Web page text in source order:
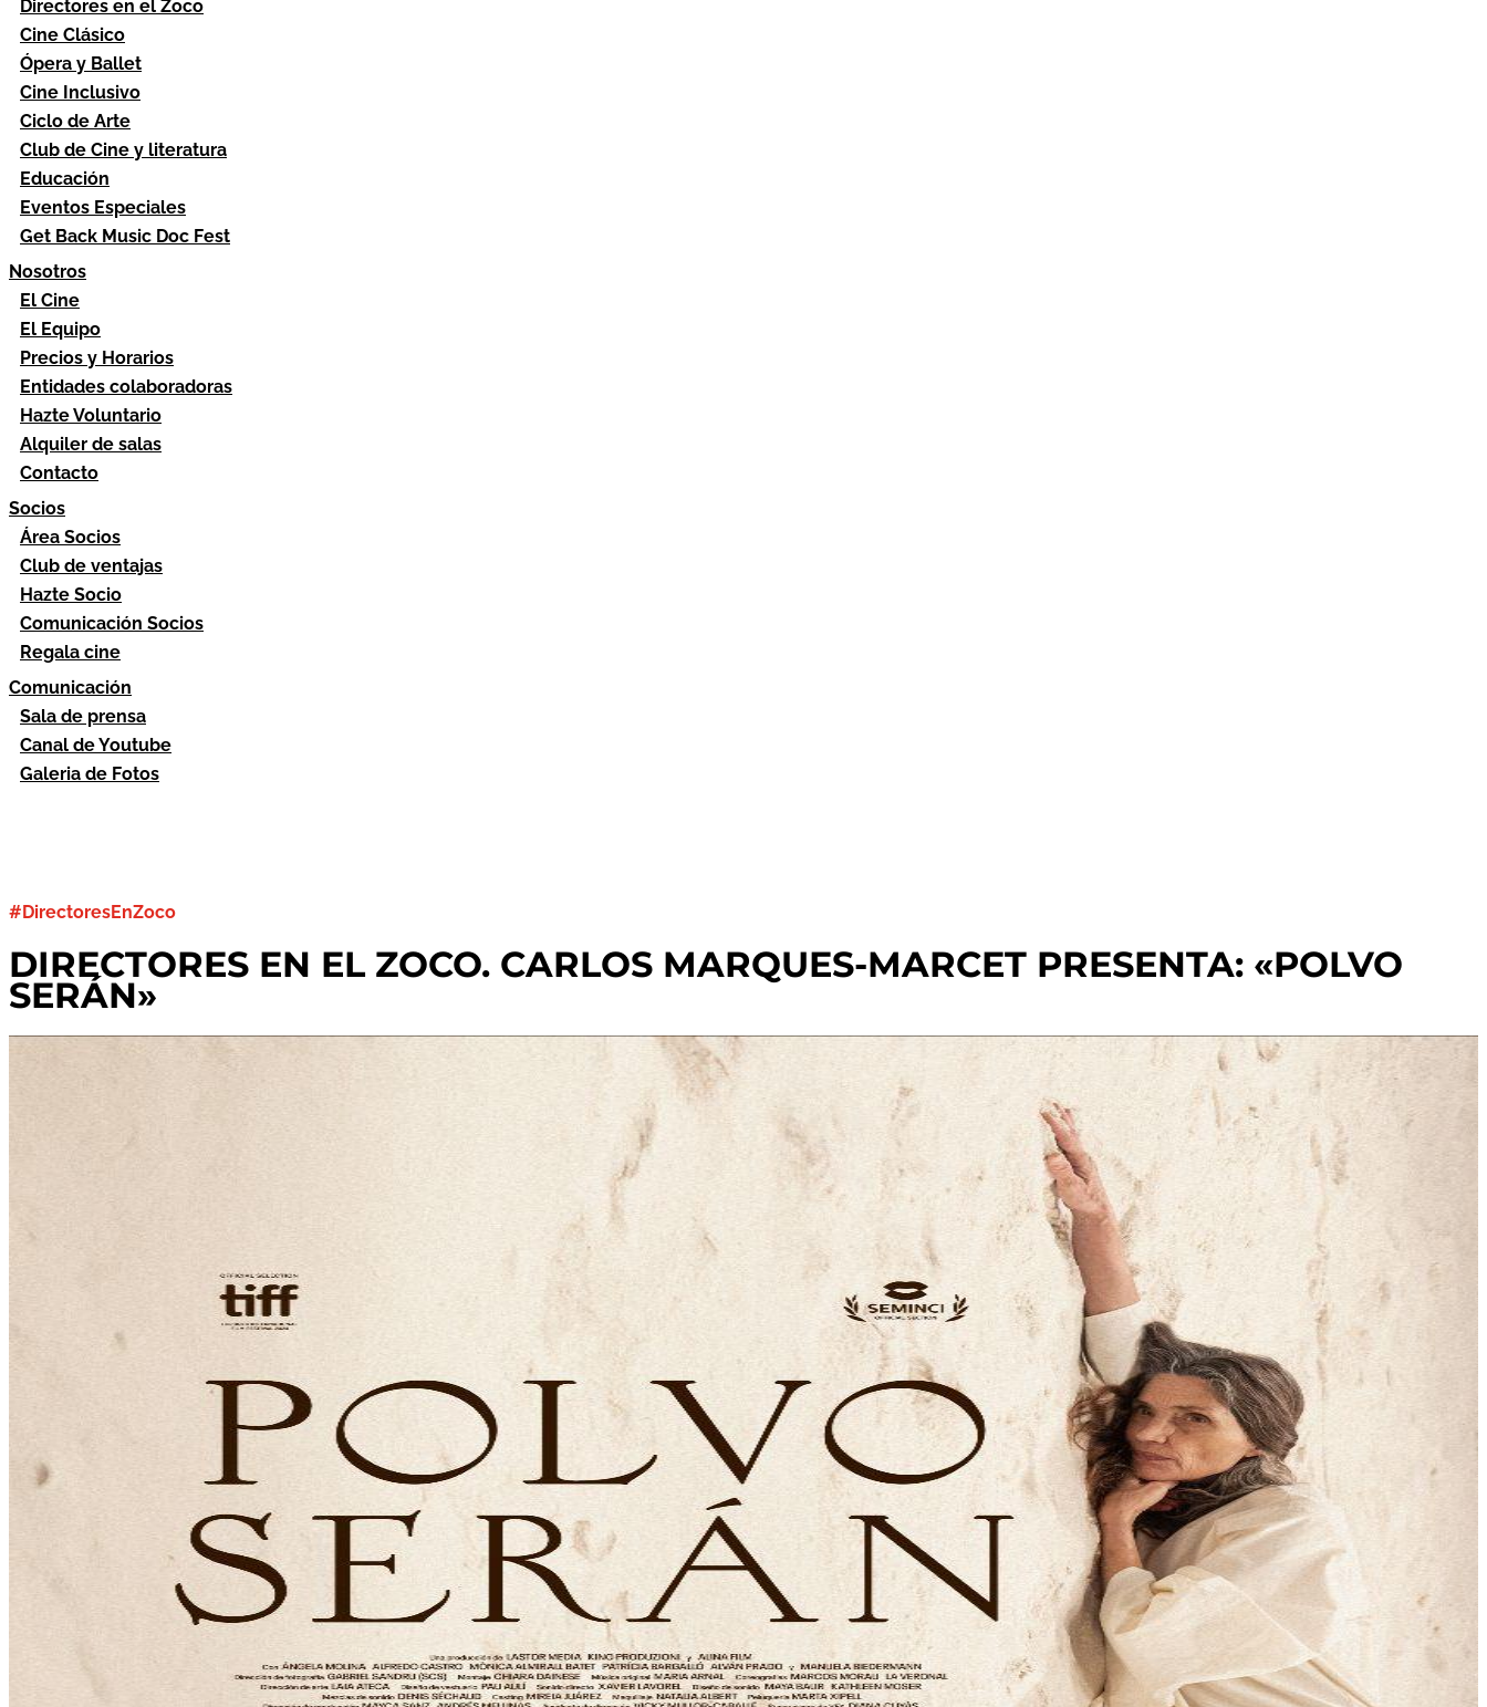
Directores en el Zoco
Cine Clásico
Ópera y Ballet
Cine Inclusivo
Ciclo de Arte
Club de Cine y literatura
Educación
Eventos Especiales
Get Back Music Doc Fest
Nosotros
El Cine
El Equipo
Precios y Horarios
Entidades colaboradoras
Hazte Voluntario
Alquiler de salas
Contacto
Socios
Área Socios
Club de ventajas
Hazte Socio
Comunicación Socios
Regala cine
Comunicación
Sala de prensa
Canal de Youtube
Galeria de Fotos
#DirectoresEnZoco
DIRECTORES EN EL ZOCO. CARLOS MARQUES-MARCET PRESENTA: «POLVO
SERÁN»